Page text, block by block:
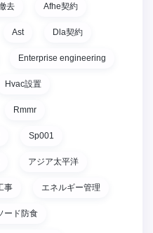
去 Afhe契約
Ast Dla契約
Enterprise engineering
Hvac設置
Rmmr
Sp001
アジア太平洋
事 エネルギー管理
ード防食